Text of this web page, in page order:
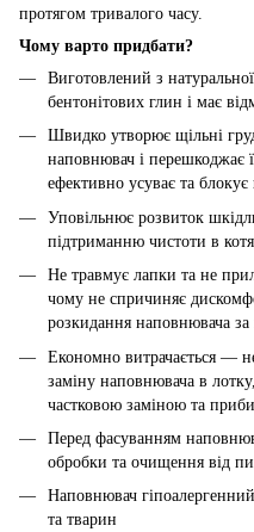
протягом тривалого часу.
Чому варто придбати?
Виготовлений з
бентонітових глин і має
Швидко утворює щільні
наповнювач і перешкоджає
ефективно усуває та
Уповільнює розвиток
підтриманню чистоти в
Не травмує лапки та не
чому не спричиняє
розкидання наповнювача
Економно витрачається —
заміну наповнювача в
частковою заміною та
Перед фасуванням
обробки та очищення від
Наповнювач
та тварин